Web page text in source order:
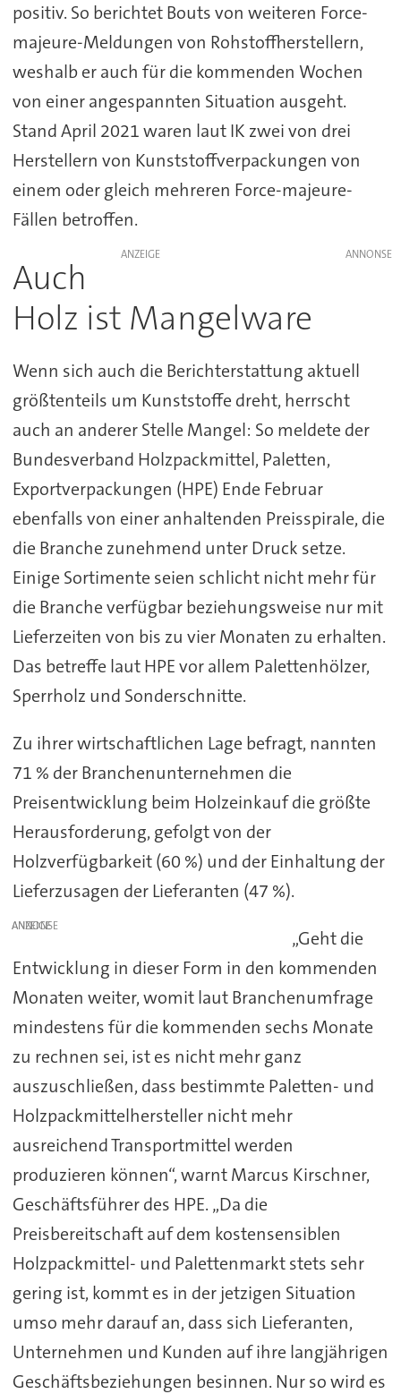
positiv. So berichtet Bouts von weiteren Force-
majeure-Meldungen von Rohstoffherstellern,
weshalb er auch für die kommenden Wochen
von einer angespannten Situation ausgeht.
Stand April 2021 waren laut IK zwei von drei
Herstellern von Kunststoffverpackungen von
einem oder gleich mehreren Force-majeure-
Fällen betroffen.
ANZEIGE
Auch
Holz ist Mangelware
Wenn sich auch die Berichterstattung aktuell
größtenteils um Kunststoffe dreht, herrscht
auch an anderer Stelle Mangel: So meldete der
Bundesverband Holzpackmittel, Paletten,
Exportverpackungen (HPE) Ende Februar
ebenfalls von einer anhaltenden Preisspirale, die
die Branche zunehmend unter Druck setze.
Einige Sortimente seien schlicht nicht mehr für
die Branche verfügbar beziehungsweise nur mit
Lieferzeiten von bis zu vier Monaten zu erhalten.
Das betreffe laut HPE vor allem Palettenhölzer,
Sperrholz und Sonderschnitte.
Zu ihrer wirtschaftlichen Lage befragt, nannten
71 % der Branchenunternehmen die
Preisentwicklung beim Holzeinkauf die größte
Herausforderung, gefolgt von der
Holzverfügbarkeit (60 %) und der Einhaltung der
Lieferzusagen der Lieferanten (47 %).
ANZEIGE
„Geht die
Entwicklung in dieser Form in den kommenden
Monaten weiter, womit laut Branchenumfrage
mindestens für die kommenden sechs Monate
zu rechnen sei, ist es nicht mehr ganz
auszuschließen, dass bestimmte Paletten- und
Holzpackmittelhersteller nicht mehr
ausreichend Transportmittel werden
produzieren können“, warnt Marcus Kirschner,
Geschäftsführer des HPE. „Da die
Preisbereitschaft auf dem kostensensiblen
Holzpackmittel- und Palettenmarkt stets sehr
gering ist, kommt es in der jetzigen Situation
umso mehr darauf an, dass sich Lieferanten,
Unternehmen und Kunden auf ihre langjährigen
Geschäftsbeziehungen besinnen. Nur so wird es